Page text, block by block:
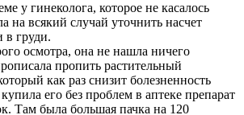
у гинеколога, которое не касалось
на всякий случай уточнить насчет
в груди.
осмотра, она не нашла ничего
пропить растительный
как раз снизит болезненность
его без проблем в аптеке препарат
Там была большая пачка на 120